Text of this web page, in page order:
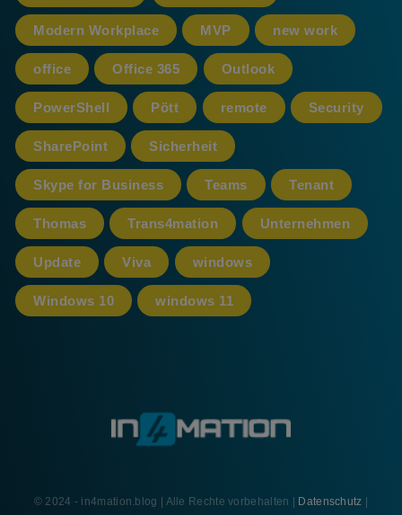
Modern Workplace MVP new work
office Office 365 Outlook
PowerShell Pött remote Security
SharePoint Sicherheit
Skype for Business Teams Tenant
Thomas Trans4mation Unternehmen
Update Viva windows
Windows 10 windows 11
© 2024 - in4mation.blog | Alle Rechte vorbehalten | Datenschutz